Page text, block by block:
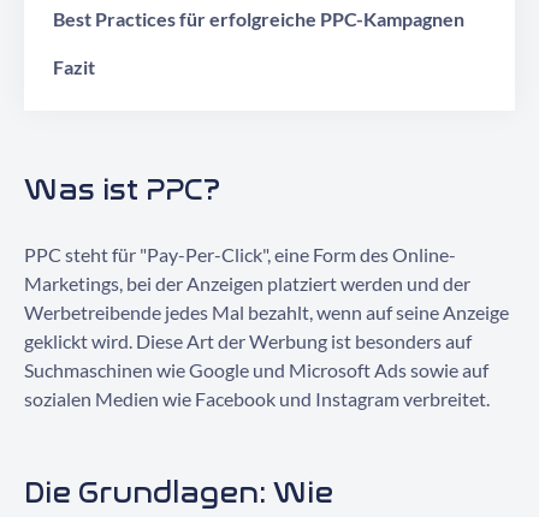
Best Practices für erfolgreiche PPC-Kampagnen
Fazit
Was ist PPC?
PPC steht für "Pay-Per-Click", eine Form des Online-
Marketings, bei der Anzeigen platziert werden und der
Werbetreibende jedes Mal bezahlt, wenn auf seine Anzeige
geklickt wird. Diese Art der Werbung ist besonders auf
Suchmaschinen wie Google und Microsoft Ads sowie auf
sozialen Medien wie Facebook und Instagram verbreitet.
Die Grundlagen: Wie